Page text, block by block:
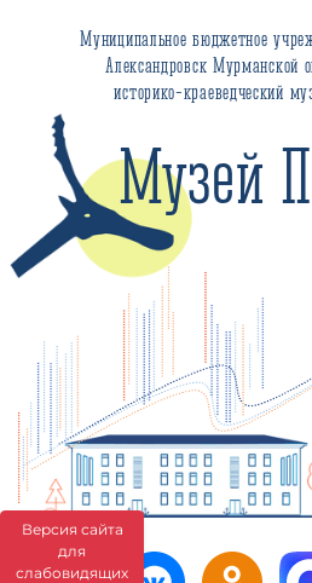
Версия сайта
для
слабовидящих
Муниципальное бюджетное учреждение культуры
Александровск Мурманской области «Городской
историко-краеведческий музей г. Полярного»